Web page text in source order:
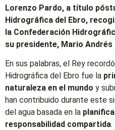
Lorenzo Pardo, a título
Hidrográfica del Ebro,
la Confederación
su presidente, Mario Andrés
En sus palabras, el Rey
Hidrográfica del Ebro fue la
naturaleza en el mundo y
han contribuido durante este
del agua basada en la
responsabilidad compartida.